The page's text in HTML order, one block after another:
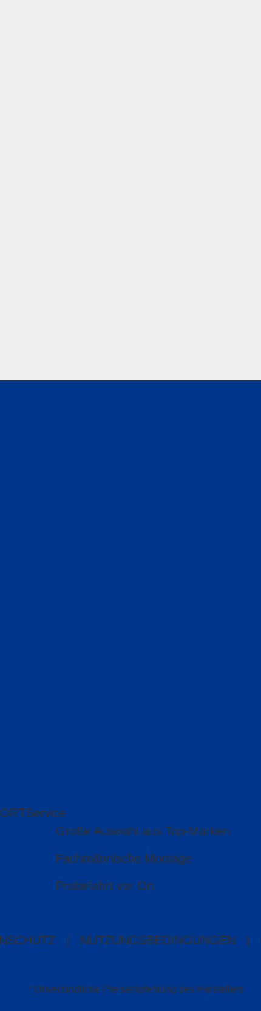
Service
Große Auswahl aus Top-Marken
Fachmännische Montage
Probefahrt vor Ort
NUTZUNGSBEDINGUNGEN
* Unverbindliche Preisempfehlung des Herstellers